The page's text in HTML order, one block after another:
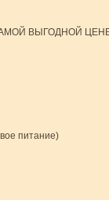
ВЫГОДНОЙ
питание)